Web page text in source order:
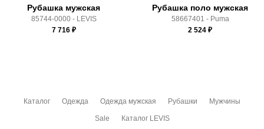
Рубашка мужская
85744-0000 - LEVIS
7 716₽
Рубашка поло мужская
58667401 - Puma
2 524 ₽
Каталог Одежда Одежда мужская Рубашки Мужчины
Sale Каталог LEVIS